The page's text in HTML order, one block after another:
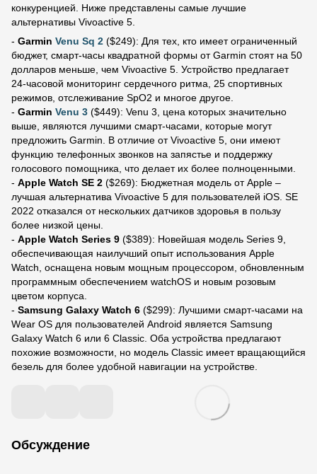
конкуренцией. Ниже представлены самые лучшие
альтернативы Vivoactive 5.
- Garmin Venu Sq 2 ($249): Для тех, кто имеет ограниченный
бюджет, смарт-часы квадратной формы от Garmin стоят на 50
долларов меньше, чем Vivoactive 5. Устройство предлагает
24-часовой мониторинг сердечного ритма, 25 спортивных
режимов, отслеживание SpO2 и многое другое.
- Garmin Venu 3 ($449): Venu 3, цена которых значительно
выше, являются лучшими смарт-часами, которые могут
предложить Garmin. В отличие от Vivoactive 5, они имеют
функцию телефонных звонков на запястье и поддержку
голосового помощника, что делает их более полноценными.
- Apple Watch SE 2 ($269): Бюджетная модель от Apple –
лучшая альтернатива Vivoactive 5 для пользователей iOS. SE
2022 отказался от нескольких датчиков здоровья в пользу
более низкой цены.
- Apple Watch Series 9 ($389): Новейшая модель Series 9,
обеспечивающая наилучший опыт использования Apple
Watch, оснащена новым мощным процессором, обновленным
программным обеспечением watchOS и новым розовым
цветом корпуса.
- Samsung Galaxy Watch 6 ($299): Лучшими смарт-часами на
Wear OS для пользователей Android является Samsung
Galaxy Watch 6 или 6 Classic. Оба устройства предлагают
похожие возможности, но модель Classic имеет вращающийся
безель для более удобной навигации на устройстве.
Обсуждение